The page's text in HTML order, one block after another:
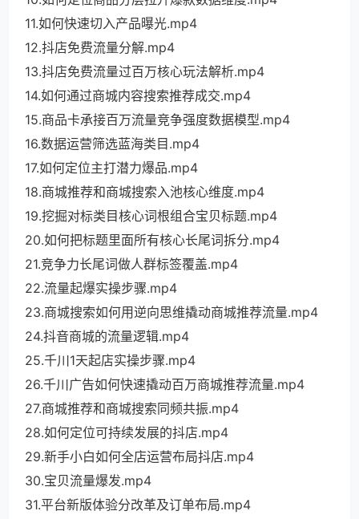
11.如何快速切入产品曝光.mp4
12.抖店免费流量分解.mp4
13.抖店免费流量过百万核心玩法解析.mp4
14.如何通过商城内容搜索推荐成交.mp4
15.商品卡承接百万流量竞争强度数据模型.mp4
16.数据运营筛选蓝海类目.mp4
17.如何定位主打潜力爆品.mp4
18.商城推荐和商城搜索入池核心维度.mp4
19.挖掘对标类目核心词根组合宝贝标题.mp4
20.如何把标题里面所有核心长尾词拆分.mp4
21.竞争力长尾词做人群标签覆盖.mp4
22.流量起爆实操步骤.mp4
23.商城搜索如何用逆向思维撬动商城推荐流量.mp4
24.抖音商城的流量逻辑.mp4
25.千川1天起店实操步骤.mp4
26.千川广告如何快速撬动百万商城推荐流量.mp4
27.商城推荐和商城搜索同频共振.mp4
28.如何定位可持续发展的抖店.mp4
29.新手小白如何全店运营布局抖店.mp4
30.宝贝流量爆发.mp4
31.平台新版体验分改革及订单布局.mp4